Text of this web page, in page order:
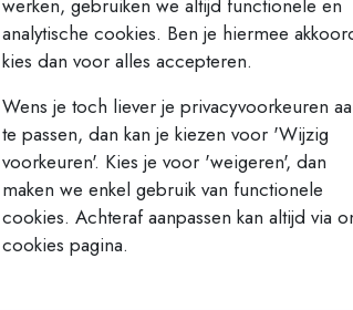
Een van haar uitspraken is dat “God
is bij ons in het werk van elke dag.
dan bij emoties. “Es tiempo de
in brand” en dan kunnen we onze
“op weg …"
werken, gebruiken we altijd functionele en
analytische cookies. Ben je hiermee
kies dan voor alles accepteren.
Wens je toch liever je privacyvoorkeuren
te passen, dan kan je kiezen voor 'Wijzig
voorkeuren'. Kies je voor 'weigeren', dan
maken we enkel gebruik van functionele
cookies. Achteraf aanpassen kan altijd via
cookies pagina.